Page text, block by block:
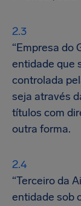
“Empresa do
entidade que
controlada
seja através
títulos com
outra forma.
“Terceiro da
entidade sob